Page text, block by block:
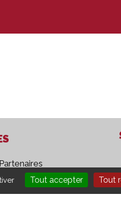
Partenaires
Ordinateur Recrutement
Tout accepter Tout